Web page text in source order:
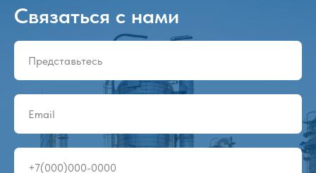
Связаться с нами